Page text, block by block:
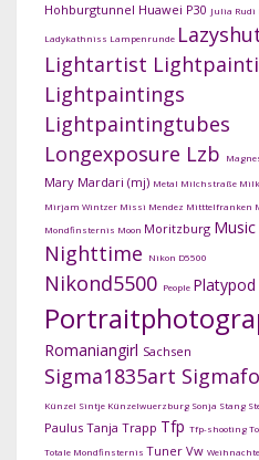
Hohburgtunnel Huawei P30 Julia Rudi
Ladykathniss Lampenrunde
Lightartist
Lightpaintings
Lightpaintingtubes
Longexposure Lzb
Mary Mardari (mj) Metal Milchstraße
Mirjam Wintzer Missi Mendez Mitttelfranken
Mondfinsternis Moon Moritzburg Music
Nighttime Nikon D5500
Nikond5500 People Platypod
Romaniangirl Sachsen
Sigma1835art
Künzel Sintje Künzelwuerzburg Sonja Stang
Paulus Tanja Trapp Tfp Tfp-shooting
Totale Mondfinsternis Tuner Vw